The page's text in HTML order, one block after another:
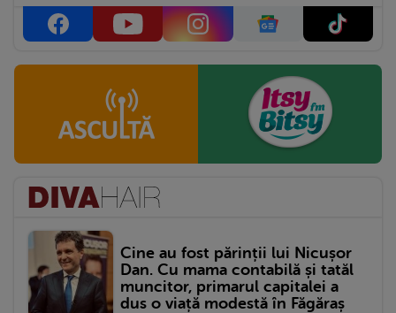
Cine au fost părinții lui Nicușor
Dan. Cu mama contabilă și tatăl
muncitor, primarul capitalei a
dus o viață modestă în Făgăraș